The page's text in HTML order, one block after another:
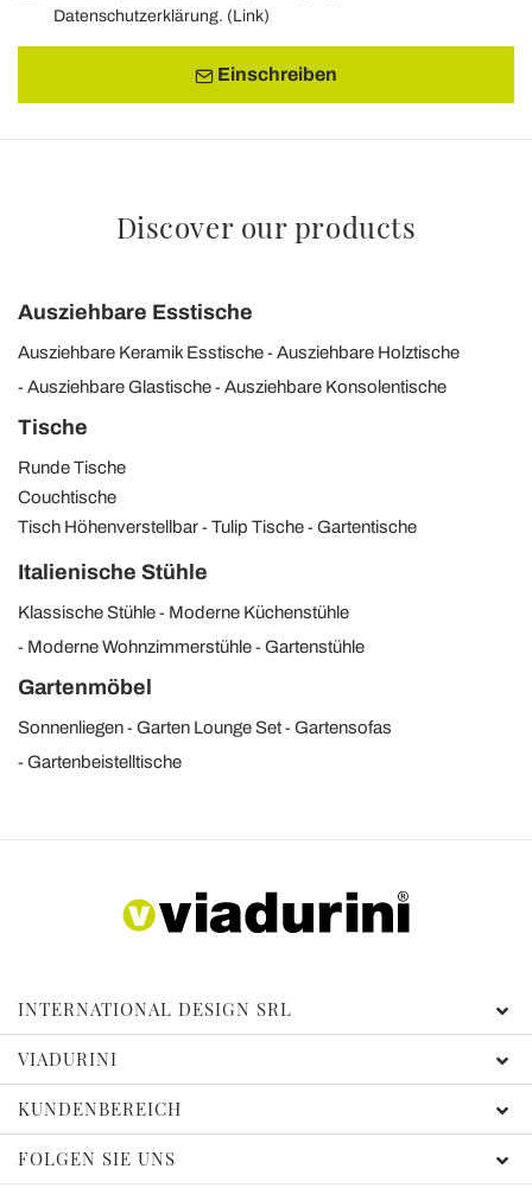
Datenschutzerklärung. (Link)
Einschreiben
Discover our products
Ausziehbare Esstische
Ausziehbare Keramik Esstische
Ausziehbare Holztische
Ausziehbare Glastische
Ausziehbare Konsolentische
Tische
Runde Tische
Couchtische
Tisch Höhenverstellbar
Tulip Tische Gartentische
Italienische Stühle
Klassische Stühle
Moderne Küchenstühle
Moderne Wohnzimmerstühle
Gartenstühle
Gartenmöbel
Sonnenliegen Garten Lounge Set
Gartensofas
Gartenbeistelltische
INTERNATIONAL DESIGN SRL
VIADURINI
KUNDENBEREICH
FOLGEN SIE UNS